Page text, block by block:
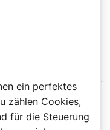
gleich
Pfarre Lichtental ihr
mit
Jubiläum bedeutet
ein perfektes
zählen Cookies,
für die Steuerung